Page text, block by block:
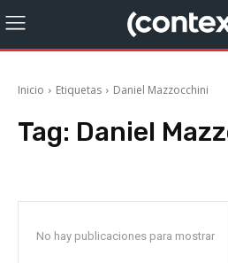
Inicio Etiquetas Daniel Mazzocchini
Tag: Daniel
No hay publicaciones para mostrar